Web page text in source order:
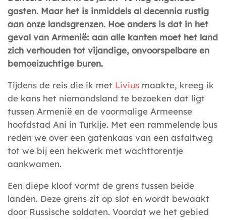
gasten. Maar het is inmiddels al decennia rustig
aan onze landsgrenzen. Hoe anders is dat in het
geval van Armenië: aan alle kanten moet het land
zich verhouden tot vijandige, onvoorspelbare en
bemoeizuchtige buren.
Tijdens de reis die ik met Livius maakte, kreeg ik
de kans het niemandsland te bezoeken dat ligt
tussen Armenië en de voormalige Armeense
hoofdstad Ani in Turkije. Met een rammelende bus
reden we over een gatenkaas van een asfaltweg
tot we bij een hekwerk met wachttorentje
aankwamen.
Een diepe kloof vormt de grens tussen beide
landen. Deze grens zit op slot en wordt bewaakt
door Russische soldaten. Voordat we het gebied